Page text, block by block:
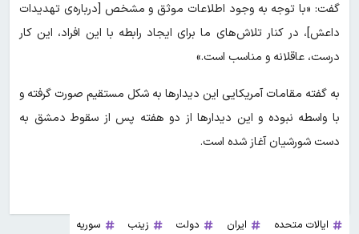
گفت: «با توجه به وجود اطلاعات موثق و مشخص [درباره‌ی تهدیدات
داعش]، در کنار تلاش‌های ما برای ایجاد رابطه با این افراد، این کار
درست، عاقلانه و مناسب است.»
به گفته مقامات آمریکایی این دیدارها به شکل مستقیم صورت گرفته و
با واسطه نبوده و این دیدارها از دو هفته پس از سقوط دمشق به
دست شورشیان آغاز شده است.
ایالات متحده ایران دولت زینب سوریه